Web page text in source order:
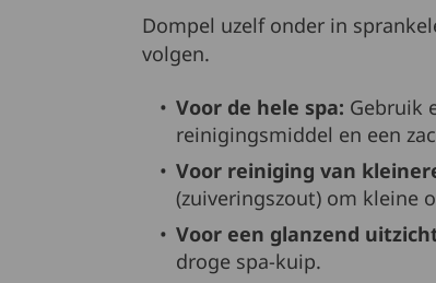
Dompel uzelf onder in
volgen.
Voor de hele spa: Gebruik
reinigingsmiddel en een
Voor reiniging van
(zuiveringszout) om kleine
Voor een glanzend
droge spa-kuip.